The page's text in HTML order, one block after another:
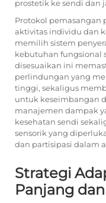
prostetik ke sendi dan
Protokol pemasangan
aktivitas individu dan
memilih sistem
kebutuhan fungsional
disesuaikan ini
perlindungan yang
tinggi, sekaligus
untuk keseimbangan
manajemen dampak
kesehatan sendi
sensorik yang
dan partisipasi dalam
Strategi
Panjang